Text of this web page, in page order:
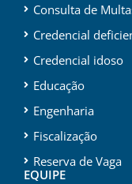
Consulta de
Credencial
Credencial idoso
Educação
Engenharia
Fiscalização
Reserva de Vaga
EQUIPE